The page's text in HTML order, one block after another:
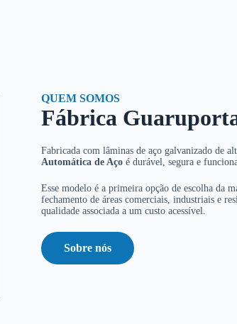
QUEM SOMOS
Fábrica
Fabricada com lâminas de aço galvanizado de
Automática de Aço é durável, segura e
Esse modelo é a primeira opção de escolha da
fechamento de áreas comerciais, industriais e
qualidade associada a um custo acessível.
Sobre nós